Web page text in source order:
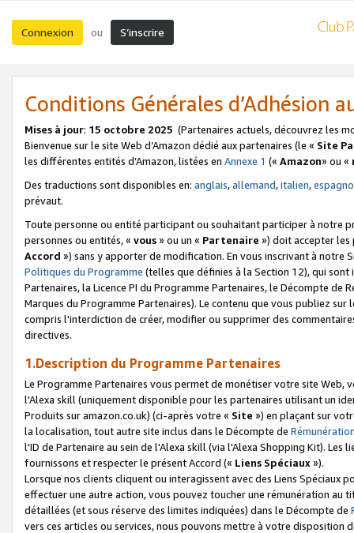
Connexion ou S’inscrire
Conditions Générales d’Adhésion
Mises à jour: 15 octobre 2025 (Partenaires actuels, découvrez les
Bienvenue sur le site Web d’Amazon dédié aux partenaires (le « Site
les différentes entités d’Amazon, listées en Annexe 1 (« Amazon» ou «
Des traductions sont disponibles en: anglais,allemand,italien,
prévaut.
Toute personne ou entité participant ou souhaitant participer à notre
personnes ou entités, « vous» ou un « Partenaire ») doit accepter les
Accord ») sans y apporter de modification. En vous inscrivant à notre
Politiques du Programme (telles que définies à la Section 12), qui
Partenaires, la Licence PI du Programme Partenaires, le Décompte de
Marques du Programme Partenaires). Le contenu que vous publiez
compris l'interdiction de créer, modifier ou supprimer des
directives.
1.Description du Programme Partenaires
Le Programme Partenaires vous permet de monétiser votre site Web,
l'Alexa skill (uniquement disponible pour les partenaires utilisant un
Produits sur amazon.co.uk) (ci-après votre « Site ») en plaçant sur
la localisation, tout autre site inclus dans le Décompte de
l'ID de Partenaire au sein de l'Alexa skill (via l'Alexa Shopping Kit).
fournissons et respecter le présent Accord (« Liens Spéciaux»).
Lorsque nos clients cliquent ou interagissent avec des Liens Spéciaux
effectuer une autre action, vous pouvez toucher une rémunération
détaillées (et sous réserve des limites indiquées) dans le Décompte de
vers ces articles ou services, nous pouvons mettre à votre disposition